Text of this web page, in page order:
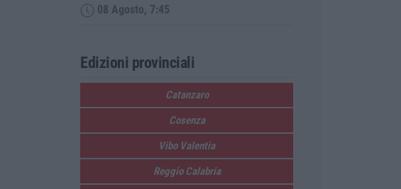
08 Agosto, 7:45
Edizioni provinciali
Catanzaro
Cosenza
Vibo Valentia
Reggio Calabria